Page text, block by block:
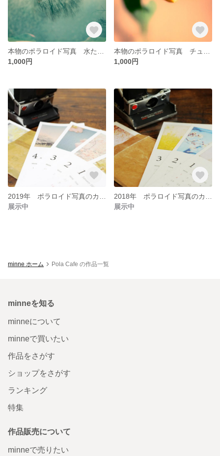
1,000円
1,000円
展示中
展示中
minne ホーム Pola Cafe の作品一覧
minneを知る
minneについて
minneで買いたい
作品をさがす
ショップをさがす
ランキング
特集
作品販売について
minneで売りたい